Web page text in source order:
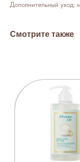
Дополнительный уход:
Смотрите также